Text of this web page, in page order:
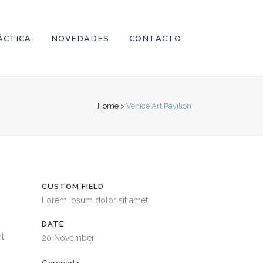
NOVEDADES CONTACTO
Home > Venice Art Pavilion
CUSTOM FIELD
Lorem ipsum dolor sit amet
DATE
20 November